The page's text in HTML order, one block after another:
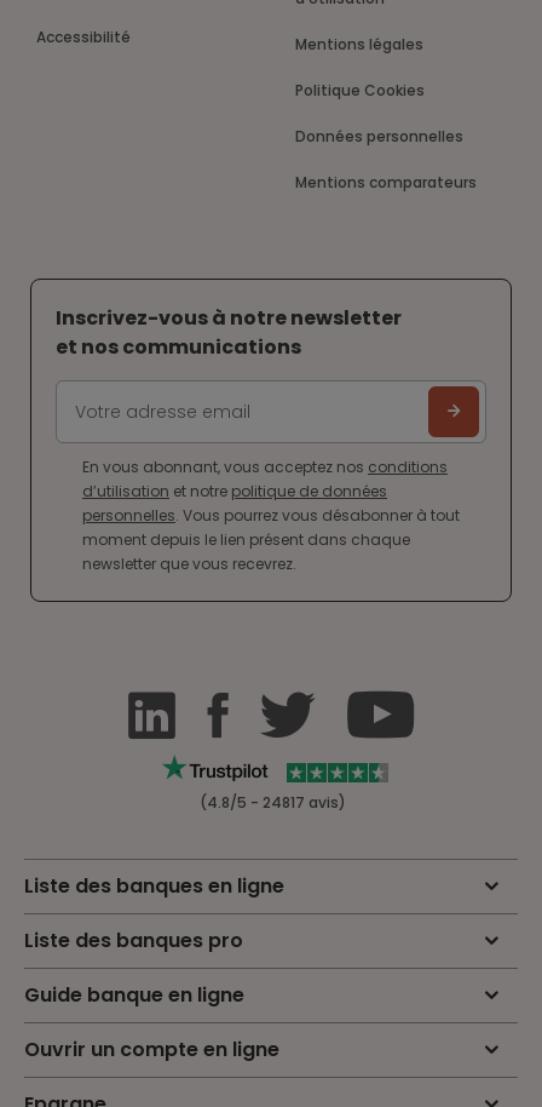
Accessibilité Mentions légales
Politique Cookies
Données personnelles
Mentions comparateurs
Inscrivez-vous à notre newsletter
et nos communications
En vous abonnant, vous acceptez nos conditions
d’utilisation et notre politique de données
personnelles. Vous pourrez vous désabonner à tout
moment depuis le lien présent dans chaque
newsletter que vous recevrez.
(4.8/5 - 24817 avis)
Liste des banques en ligne
Liste des banques pro
Guide banque en ligne
Ouvrir un compte en ligne